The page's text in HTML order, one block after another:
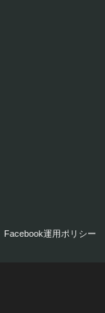
Facebook運用ポリシー